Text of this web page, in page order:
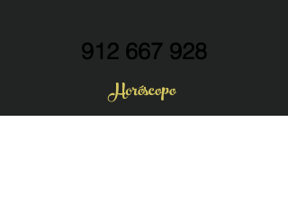
912 667 928
Horóscopo